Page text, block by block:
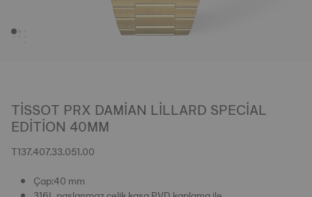
TISSOT PRX DAMIAN LILLARD SPECIAL
EDITION 40MM
T137.407.33.051.00
Çap:40 mm